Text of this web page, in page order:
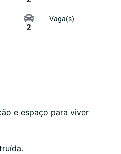
2
Vaga(s)
e espaço para viver